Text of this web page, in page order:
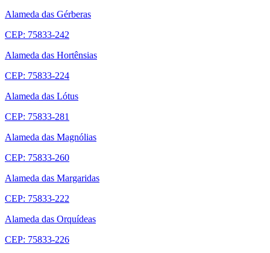
Alameda das Gérberas
CEP: 75833-242
Alameda das Hortênsias
CEP: 75833-224
Alameda das Lótus
CEP: 75833-281
Alameda das Magnólias
CEP: 75833-260
Alameda das Margaridas
CEP: 75833-222
Alameda das Orquídeas
CEP: 75833-226